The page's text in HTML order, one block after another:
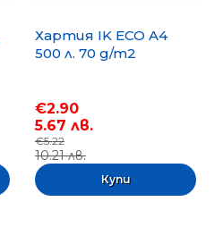
Хартия IK ECO A4
500 л. 70 g/m2
€2.90
5.67 лв.
€5.22
10.21 лв.